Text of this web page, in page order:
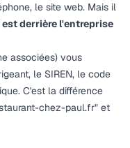
le site web. Mais il
est derrière l'entreprise
associées) vous
le SIREN, le code
C'est la différence
chez-paul.fr" et